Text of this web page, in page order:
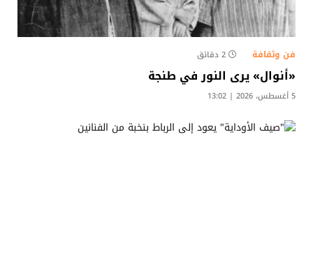
فن وثقافة 2 دقائق
«أنوال» يرى النور في طنجة
5 أغسطس، 2026 | 13:02